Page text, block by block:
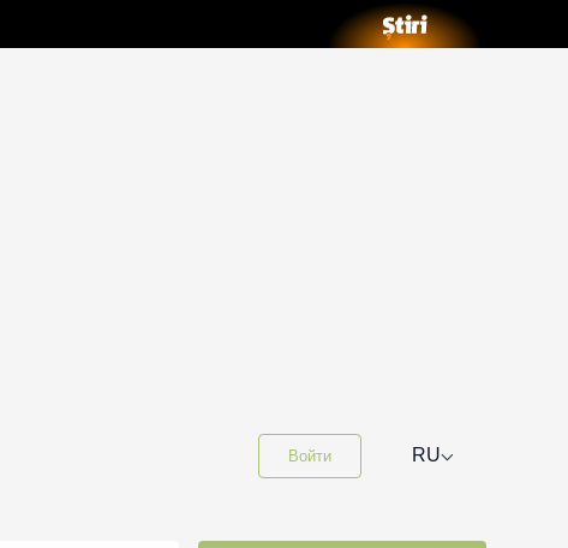
Войти RU⌵